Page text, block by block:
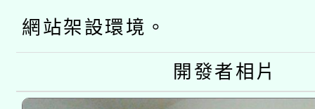
件」活動簡章
年度COVID-19疫苗接
接種對象擴大為「滿6
接種之民眾」措施，延
網站架設環境。
開發者相片